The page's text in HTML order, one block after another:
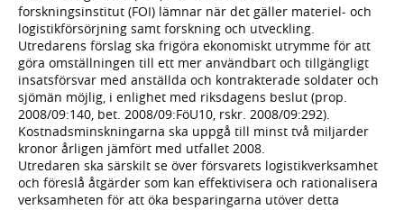
forskningsinstitut (FOI) lämnar när det gäller materiel- och
logistikförsörjning samt forskning och utveckling.
Utredarens förslag ska frigöra ekonomiskt utrymme för att
göra omställningen till ett mer användbart och tillgängligt
insatsförsvar med anställda och kontrakterade soldater och
sjömän möjlig, i enlighet med riksdagens beslut (prop.
2008/09:140, bet. 2008/09:FöU10, rskr. 2008/09:292).
Kostnadsminskningarna ska uppgå till minst två miljarder
kronor årligen jämfört med utfallet 2008.
Utredaren ska särskilt se över försvarets logistikverksamhet
och föreslå åtgärder som kan effektivisera och rationalisera
verksamheten för att öka besparingarna utöver detta